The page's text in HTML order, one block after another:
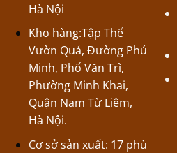
Hà Nội
Kho hàng:Tập Thể
Vườn Quả, Đường Phú
Minh, Phố Văn Trì,
Phường Minh Khai,
Quận Nam Từ Liêm,
Hà Nội.
Cơ sở sản xuất: 17 phù